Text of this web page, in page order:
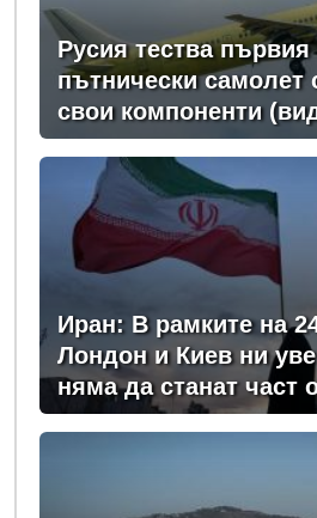
Русия тества първия
пътнически самолет
свои компоненти
Иран: В рамките на
Лондон и Киев ни
няма да станат част